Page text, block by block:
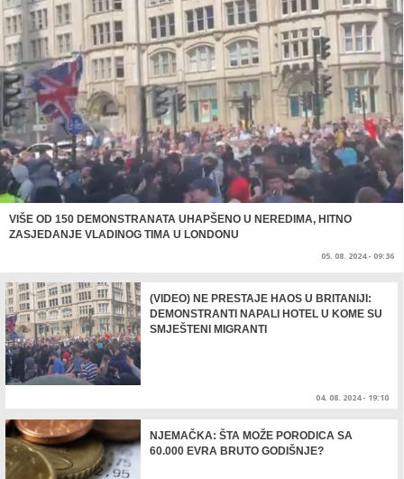
VIŠE OD 150 DEMONSTRANATA UHAPŠENO U NEREDIMA, HITNO
ZASJEDANJE VLADINOG TIMA U LONDONU
05. 08. 2024 - 09:36
(VIDEO) NE PRESTAJE HAOS U BRITANIJI:
DEMONSTRANTI NAPALI HOTEL U KOME SU
SMJEŠTENI MIGRANTI
04. 08. 2024 - 19:10
NJEMAČKA: ŠTA MOŽE PORODICA SA
60.000 EVRA BRUTO GODIŠNJE?